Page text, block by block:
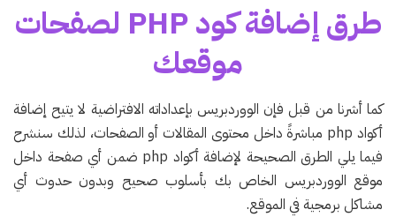
طرق إضافة كود PHP لصفحات
موقعك
كما أشرنا من قبل فإن الووردبريس بإعداداته الافتراضية لا يتيح إضافة
أكواد php مباشرةً داخل محتوى المقالات أو الصفحات، لذلك سنشرح
فيما يلي الطرق الصحيحة لإضافة أكواد php ضمن أي صفحة داخل
موقع الووردبريس الخاص بك بأسلوب صحيح وبدون حدوث أي
مشاكل برمجية في الموقع.